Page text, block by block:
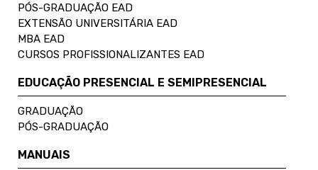
PÓS-GRADUAÇÃO EAD
EXTENSÃO UNIVERSITÁRIA EAD
MBA EAD
CURSOS PROFISSIONALIZANTES EAD
EDUCAÇÃO PRESENCIAL E SEMIPRESENCIAL
GRADUAÇÃO
PÓS-GRADUAÇÃO
MANUAIS